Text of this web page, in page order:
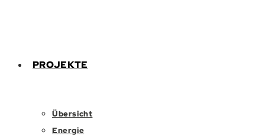
PROJEKTE
Übersicht
Energie